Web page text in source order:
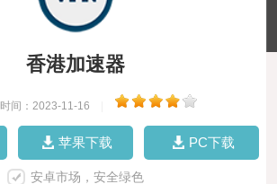
香港加速器
时间：2023-11-16
苹果下载 PC下载
安卓市场，安全绿色